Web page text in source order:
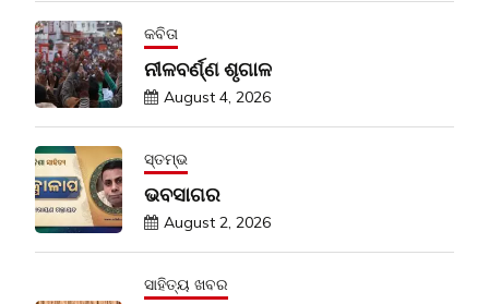
କବିତା
ନୀଳବର୍ଣ୍ଣ ଶୃଗାଳ
August 4, 2026
ସ୍ତମ୍ଭ
ଭବସାଗର
August 2, 2026
ସାହିତ୍ୟ ଖବର